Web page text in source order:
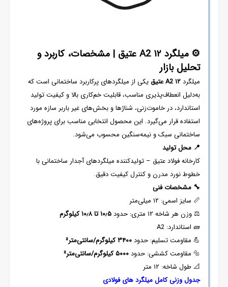
⚙
️میلگرد ۱۲ A2 عتیق|مشخصات، کاربرد و
تحلیل بازار
میلگرد۱۲A2 عتیق یکی از میلگردهای پرکاربرد ساختمانی است که
به‌دلیل انعطاف‌پذیری مناسب، قابلیت خم‌کاری بالا و کیفیت تولید
استاندارد، در خاموت‌زنی، شناژها و بخش‌های غیر باربر سازه مورد
استفاده قرار می‌گیرد. این محصول انتخابی مناسب برای پروژه‌های
ساختمانی سبک و نیمه‌سنگین محسوب می‌شود.
📍 محل تولید
کارخانه فولاد عتیق – تولیدکننده میلگردهای آجدار ساختمانی با
خطوط نورد مدرن و کنترل کیفیت دقیق.
🔧 مشخصات فنی
📏 سایز اسمی: ۱۲ میلی‌متر
⚖️ وزن هر شاخه ۱۲ متری: حدود
۱۰٫۵تا ۱۰٫۸ کیلوگرم
🧱 استاندارد: A2
💪 مقاومت تسلیم: حدود۳۴۰۰کیلوگرم/سانتی‌متر²
🔩 مقاومت کششی: حدود۵۰۰۰کیلوگرم/سانتی‌متر²
📐 طول شاخه: ۱۲ متر
جدول وزنی کامل میلگرد های فولادی